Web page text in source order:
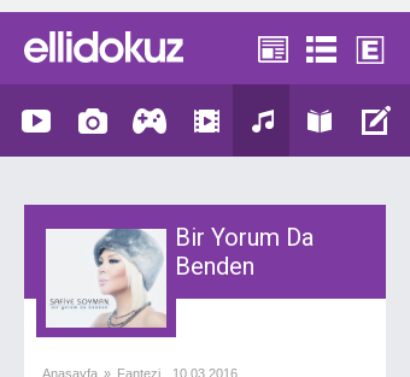
Bir Yorum Da
Benden
Anasayfa » Fantezi 10.03.2016